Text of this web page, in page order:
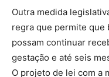
Outra medida
regra que permite que
possam continuar
gestação e até seis
O projeto de lei com a